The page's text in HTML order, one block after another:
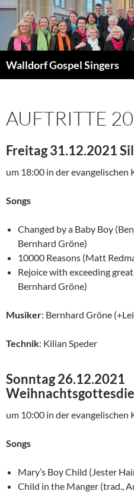
Zum
Inhalt
springen
Walldorf Gospel Singers
AUFTRITTE
Freitag 31.12.2021
um 18:00 in der evangelischen
Songs
Changed by a Baby Boy
Bernhard Gröne)
10000 Reasons (Matt
Rejoice with exceeding
Bernhard Gröne)
Musiker: Bernhard Gröne
Technik: Kilian Speder
Sonntag 26.12.2021
um 10:00 in der evangelischen
Songs
Mary’s Boy Child (Jester
Child in the Manger (trad.,